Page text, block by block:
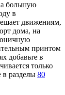
большую
в
движениям,
дома, на
принтом
добавьте в
только
разделы 80